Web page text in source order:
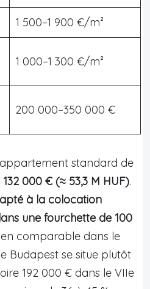
1 500–1 900 €/m²
1 000–1 300 €/m²
200 000–350 000 €
appartement standard de
000 € (≈ 53,3 M HUF).
à la colocation
une fourchette de 100
comparable dans le
Budapest se situe plutôt
192 000 € dans le VIIe